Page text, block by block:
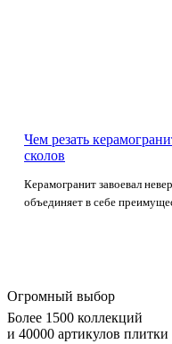
Чем резать
сколов
Керамогранит завоевал
объединяет в себе
Огромный выбор
Более 1500 коллекций
и 40000 артикулов плитки